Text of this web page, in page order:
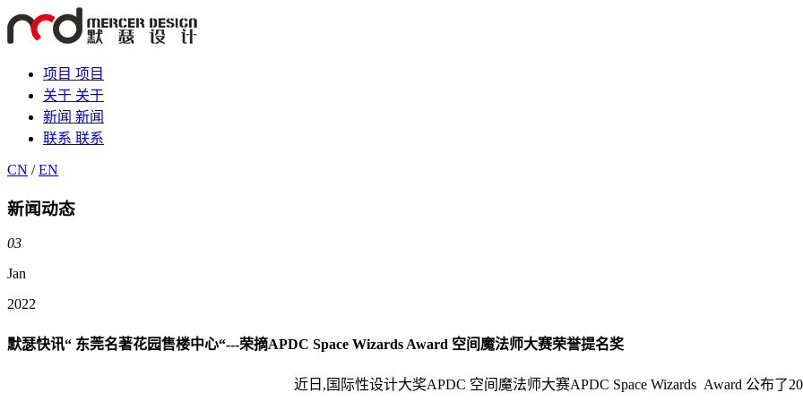
项目 项目
关于 关于
新闻 新闻
联系 联系
CN / EN
新闻动态
03
Jan
2022
默瑟快讯“ 东莞名著花园售楼中心“---荣摘APDC Space Wizards Award 空间魔法师大赛荣誉提名奖
近日,国际性设计大奖APDC 空间魔法师大赛APDC Space Wizards Award 公布了